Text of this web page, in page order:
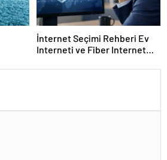
İnternet Seçimi Rehberi Ev
Interneti ve Fiber Internet